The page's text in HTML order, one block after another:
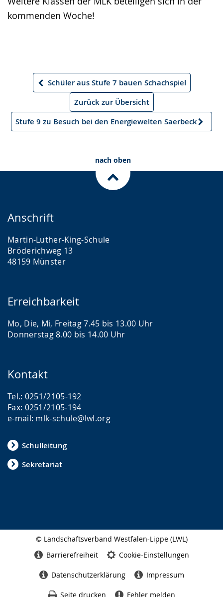
kommenden Woche!
Vorheriger
Schüler aus Stufe 7 bauen Schachspiel
Zurück zur Übersicht
Stufe 9 zu Besuch bei den Energiewelten Saerbeck
Nächster
nach oben
Anschrift
Martin-Luther-King-Schule
Bröderichweg 13
48159 Münster
Erreichbarkeit
Mo, Die, Mi, Freitag 7.45 bis 13.00 Uhr
Donnerstag 8.00 bis 14.00 Uhr
Kontakt
Tel.: 0251/2105-192
Fax: 0251/2105-194
e-mail: mlk-schule@lwl.org
Schulleitung
Sekretariat
© Landschaftsverband Westfalen-Lippe (LWL)
Barrierefreiheit Cookie-Einstellungen
Datenschutzerklärung Impressum
Seite drucken Fehler melden